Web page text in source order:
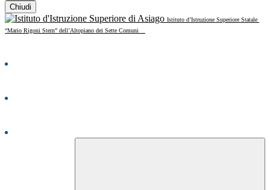
Chiudi
Istituto d’Istruzione Superiore Statale
“Mario Rigoni Stern” dell’Altopiano dei Sette Comuni